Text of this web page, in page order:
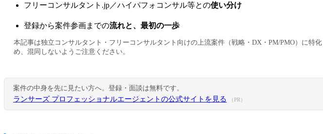
フリーコンサルタント.jp／ハイパフォコンサル等との使い分け
登録から案件参画までの流れと、最初の一歩
本記事は独立コンサルタント・フリーコンサルタント向けの上流案件（戦略・DX・PM/PMO）に
め、混同しないようご注意ください。
案件の中身を先に見たい方へ。登録・面談は無料です。
ランサーズ プロフェッショナルエージェントの公式サイトを見る （PR）